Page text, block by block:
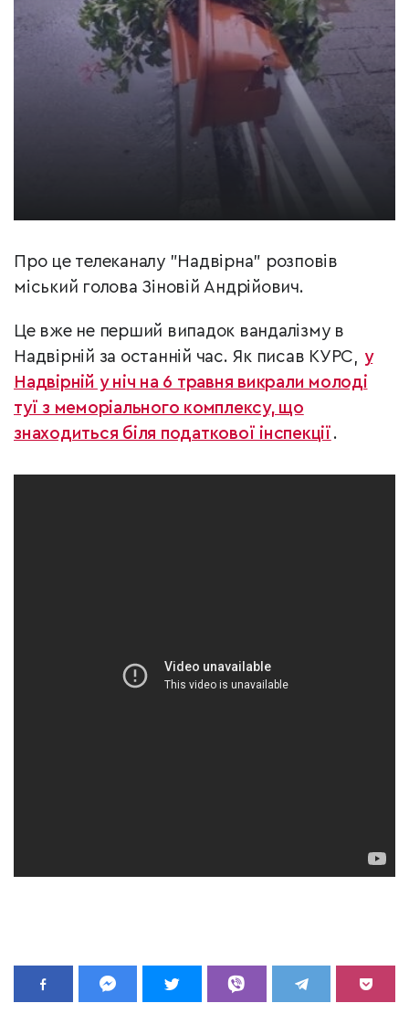
Про це телеканалу "Надвірна" розповів
міський голова Зіновій Андрійович.
Це вже не перший випадок вандалізму в
Надвірній за останній час. Як писав КУРС, у
Надвірній у ніч на 6 травня викрали молоді
туї з меморіального комплексу, що
знаходиться біля податкової інспекції .